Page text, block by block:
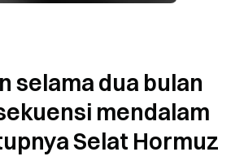
selama dua bulan
mendalam
Selat Hormuz